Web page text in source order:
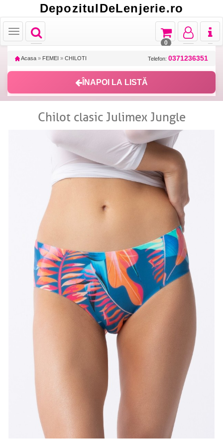
DepozitulDeLenjerie.ro
Toggle
navigation
Toggle
Toggle
navigation
Toggle
navigation
Toggle
navigation
0
Acasa » FEMEI » CHILOTI Telefon: 0371236351
ÎNAPOI LA LISTĂ
Chilot clasic Julimex Jungle